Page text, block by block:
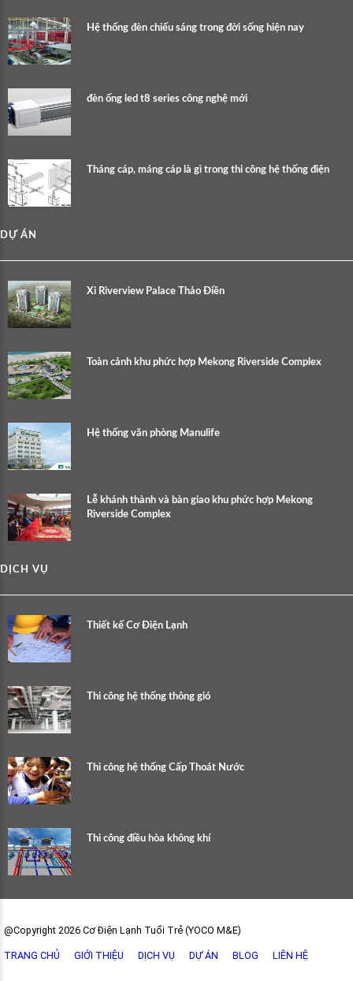
Hệ thống đèn chiếu sáng trong đời sống hiện nay
đèn ống led t8 series công nghệ mới
Tháng cáp, máng cáp là gì trong thi công hệ thống điện
DỰ ÁN
Xi Riverview Palace Thảo Điền
Toàn cảnh khu phức hợp Mekong Riverside Complex
Hệ thống văn phòng Manulife
Lễ khánh thành và bàn giao khu phức hợp Mekong
Riverside Complex
DỊCH VỤ
Thiết kế Cơ Điện Lạnh
Thi công hệ thống thông gió
Thi công hệ thống Cấp Thoát Nước
Thi công điều hòa không khí
@Copyright 2026 Cơ Điện Lạnh Tuổi Trẻ (YOCO M&E)
TRANG CHỦ GIỚI THIỆU DỊCH VỤ DỰ ÁN BLOG LIÊN HỆ